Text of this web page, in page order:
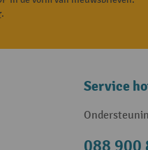
.
Service